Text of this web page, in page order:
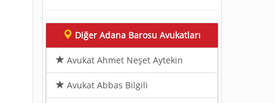
Diğer Adana Barosu Avukatları
Avukat Ahmet Neşet Aytekin
Avukat Abbas Bilgili